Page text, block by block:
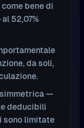
bene di
52,07%
da soli,
—
deducibili
sono limitate